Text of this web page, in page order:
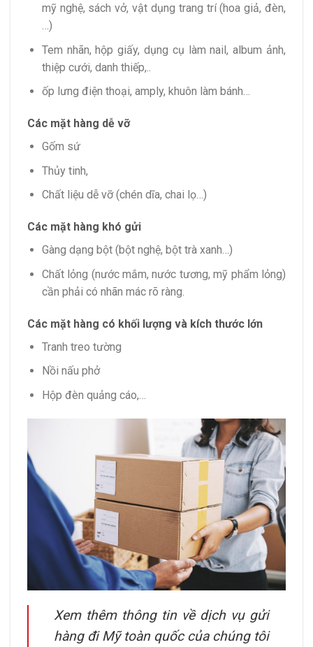
mỹ nghệ, sách vở, vật dụng trang trí (hoa giả, đèn,
…)
Tem nhãn, hộp giấy, dụng cụ làm nail, album ảnh,
thiệp cưới, danh thiếp,..
ốp lưng điện thoại, amply, khuôn làm bánh…
Các mặt hàng dễ vỡ
Gốm sứ
Thủy tinh,
Chất liệu dễ vỡ (chén dĩa, chai lọ…)
Các mặt hàng khó gửi
Gàng dạng bột (bột nghệ, bột trà xanh…)
Chất lỏng (nước mắm, nước tương, mỹ phẩm lỏng)
cần phải có nhãn mác rõ ràng.
Các mặt hàng có khối lượng và kích thước lớn
Tranh treo tường
Nồi nấu phở
Hộp đèn quảng cáo,…
Xem thêm thông tin về dịch vụ gửi
hàng đi Mỹ toàn quốc của chúng tôi